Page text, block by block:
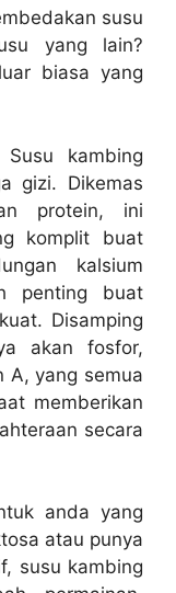
susu
yang lain?
biasa yang
Susu kambing
gizi. Dikemas
protein, ini
komplit buat
kalsium
penting buat
Disamping
akan fosfor,
A, yang semua
memberikan
secara
anda yang
atau punya
susu kambing